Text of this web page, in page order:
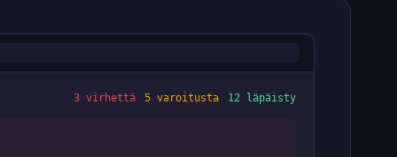
3 virhettä 5 varoitusta 12 läpäisty